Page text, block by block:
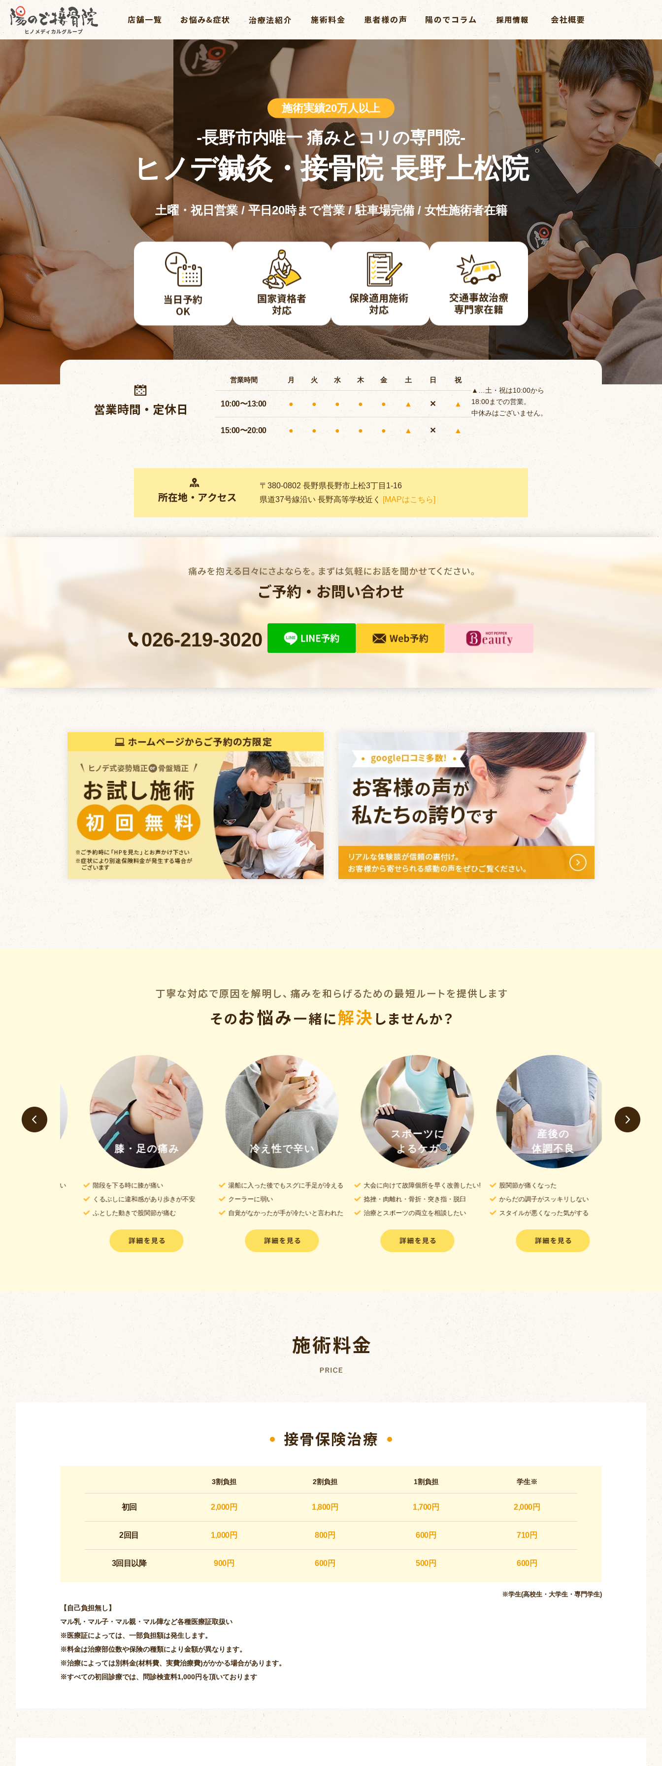
施術実績20万人以上
-長野市内唯一 痛みとコリの専門院-
ヒノデ鍼灸・接骨院 長野上松院
土曜・祝日営業 / 平日20時まで営業 / 駐車場完備 / 女性施術者在籍
営業時間 月 火 水 木 金 土 日 祝
10:00〜13:00 ● ● ● ● ● ▲ ✕ ▲
15:00〜20:00 ● ● ● ● ● ▲ ✕ ▲
▲…土・祝は10:00から
18:00までの営業。
中休みはございません。
〒380-0802 長野県長野市上松3丁目1-16
県道37号線沿い 長野高等学校近く
[MAPはこちら]
026-219-3020
膝・足の痛み
階段を下る時に膝が痛い
くるぶしに違和感があり歩きが不安
ふとした動きで股関節が痛む
冷え性で辛い
湯船に入った後でもスグに手足が冷える
クーラーに弱い
自覚がなかったが手が冷たいと言われた
スポーツに
よるケガ
大会に向けて故障個所を早く改善したい!
捻挫・肉離れ・骨折・突き指・脱臼
治療とスポーツの両立を相談したい
産後の
体調不良
股関節が痛くなった
からだの調子がスッキリしない
スタイルが悪くなった気がする
3割負担 2割負担 1割負担 学生※
初回 2,000円 1,800円 1,700円 2,000円
2回目 1,000円 800円 600円 710円
3回目以降 900円 600円 500円 600円
※学生(高校生・大学生・専門学生)
【自己負担無し】
マル乳・マル子・マル親・マル障など各種医療証取扱い
※医療証によっては、一部負担額は発生します。
※料金は治療部位数や保険の種類により金額が異なります。
※治療によっては別料金(材料費、実費治療費)がかかる場合があります。
※すべての初回診療では、問診検査料1,000円を頂いております